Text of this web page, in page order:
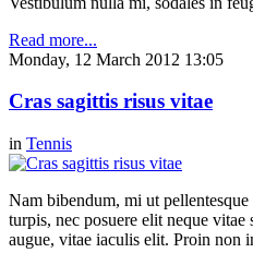
Read more...
Monday, 12 March 2012 13:05
Cras sagittis risus vitae
in Tennis
Nam bibendum, mi ut
turpis, nec posuere elit neque
augue, vitae iaculis elit. Proin non